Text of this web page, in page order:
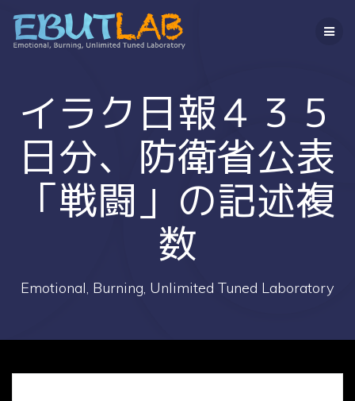
ン
テ
へ
ス
キ
ッ
プ
イラク日報４３５
日分、防衛省公表
「戦闘」の記述複
数
Emotional, Burning, Unlimited Tuned Laboratory